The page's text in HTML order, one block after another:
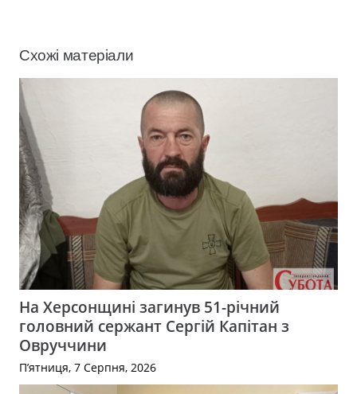
Схожі матеріали
На Херсонщині загинув 51-річний
головний сержант Сергій Капітан з
Овруччини
П’ятниця, 7 Серпня, 2026